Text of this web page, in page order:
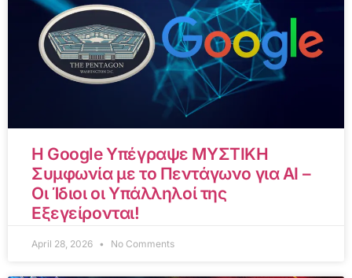
Η Google Υπέγραψε ΜΥΣΤΙΚΗ
Συμφωνία με το Πεντάγωνο για AI –
Οι Ίδιοι οι Υπάλληλοί της
Εξεγείρονται!
April 28, 2026 No Comments